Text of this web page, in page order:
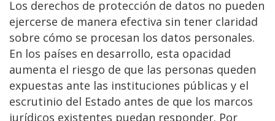
Los derechos de protección de datos no pueden
ejercerse de manera efectiva sin tener claridad
sobre cómo se procesan los datos personales.
En los países en desarrollo, esta opacidad
aumenta el riesgo de que las personas queden
expuestas ante las instituciones públicas y el
escrutinio del Estado antes de que los marcos
jurídicos existentes puedan responder. Por